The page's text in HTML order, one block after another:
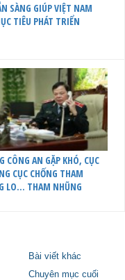
SÀNG GIÚP VIỆT NAM
TIÊU PHÁT TRIỂN
CÔNG AN GẶP KHÓ, CỤC
CỤC CHỐNG THAM
LO… THAM NHŨNG
Bài viết khác
Chuyên mục cuối